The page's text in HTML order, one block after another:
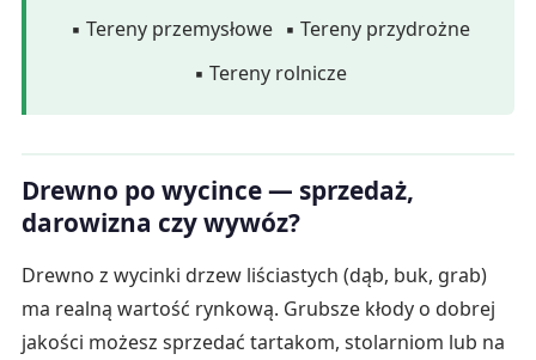
▪ Tereny przemysłowe ▪ Tereny przydrożne
▪ Tereny rolnicze
Drewno po wycince — sprzedaż,
darowizna czy wywóz?
Drewno z wycinki drzew liściastych (dąb, buk, grab)
ma realną wartość rynkową. Grubsze kłody o dobrej
jakości możesz sprzedać tartakom, stolarniom lub na